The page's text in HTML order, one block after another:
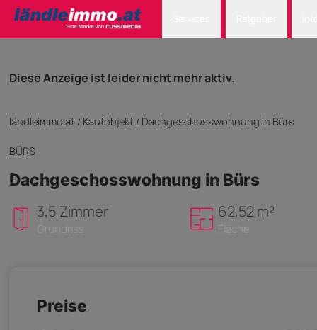
Diese Anzeige ist leider nicht mehr aktiv.
ländleimmo.at / Kaufobjekt / Dachgeschosswohnung in Bürs
BÜRS
Dachgeschosswohnung in Bürs
3,5 Zimmer
Grundriss
62,52 m²
Fläche
Preise